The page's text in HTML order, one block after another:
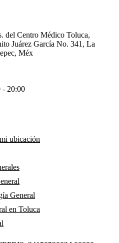
del Centro Médico Toluca,
Juárez García No. 341, La
Méx
- 20:00
ubicación
General
en Toluca